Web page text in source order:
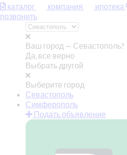
каталог компания ипотека
позвонить
Ваш город — Севастополь?
Да, все верно
Выбрать другой
Выберите город
Севастополь
Симферополь
Подать объявление